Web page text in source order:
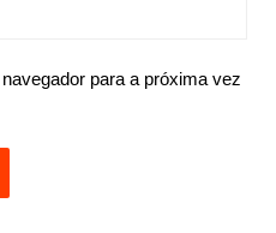
para a próxima vez